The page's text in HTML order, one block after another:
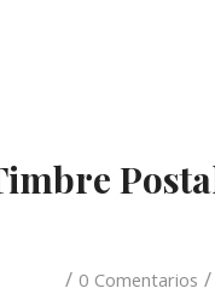
/ 0 Comentarios /